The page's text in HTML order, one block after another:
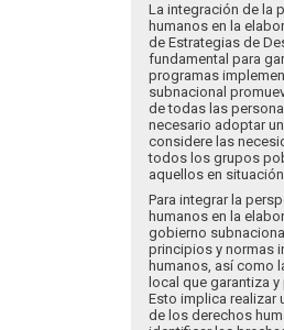
detalle…
La integración de la
humanos en la
de Estrategias de
fundamental para
programas
subnacional
de todas las
necesario adoptar
considere las
todos los grupos
aquellos en
Para integrar la
humanos en la
gobierno
principios y normas
humanos, así como
local que garantiza
Esto implica realizar
de los derechos